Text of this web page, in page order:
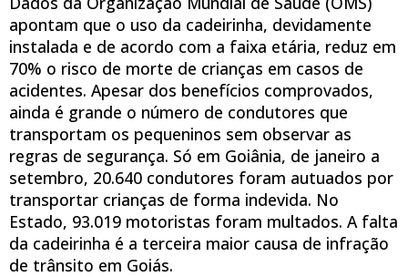
apontam que o uso da cadeirinha, devidamente
instalada e de acordo com a faixa etária, reduz em
70% o risco de morte de crianças em casos de
acidentes. Apesar dos benefícios comprovados,
ainda é grande o número de condutores que
transportam os pequeninos sem observar as
regras de segurança. Só em Goiânia, de janeiro a
setembro, 20.640 condutores foram autuados por
transportar crianças de forma indevida. No
Estado, 93.019 motoristas foram multados. A falta
da cadeirinha é a terceira maior causa de infração
de trânsito em Goiás.